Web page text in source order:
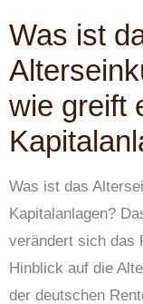
Was ist
wie greift
Was ist das
Kapitalanlagen?
verändert sich das
Hinblick auf die
der deutschen